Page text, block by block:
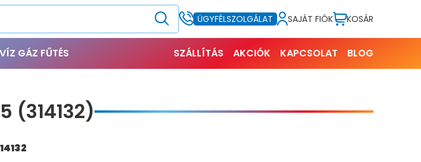
ÜGYFÉLSZOLGÁLAT SAJÁT FIÓK KOSÁR
VÍZ GÁZ FŰTÉS SZÁLLÍTÁS AKCIÓK KAPCSOLAT
BLOG
(314132)